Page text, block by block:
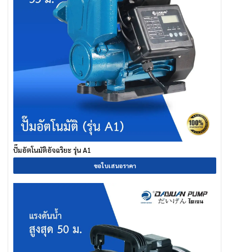
ปั๊มอัตโนมัติอัจฉริยะ รุ่น A1
ขอใบเสนอราคา